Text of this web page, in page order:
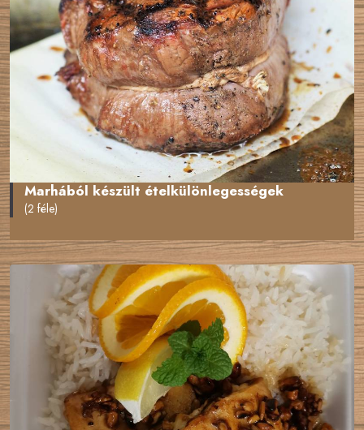
Marhából készült ételkülönlegességek
(2 féle)